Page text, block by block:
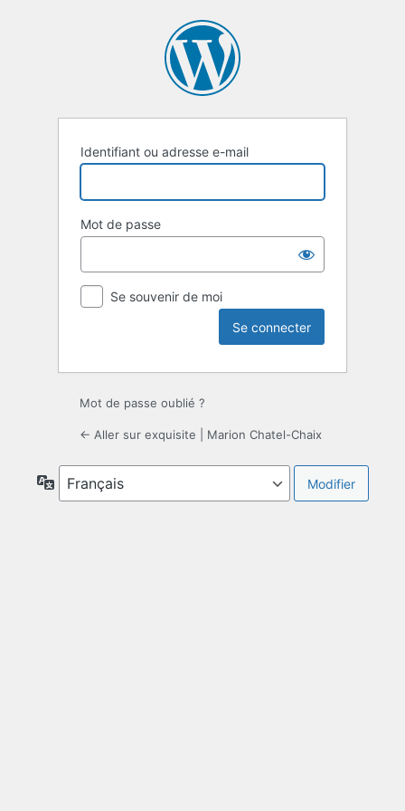
Identifiant ou adresse e-mail
Mot de passe
Se souvenir de moi
Mot de passe oublié ?
← Aller sur exquisite | Marion Chatel-Chaix
Langue